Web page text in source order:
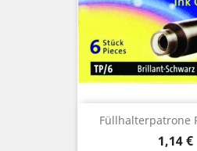
Füllhalterpatrone
Preis
1,14 €